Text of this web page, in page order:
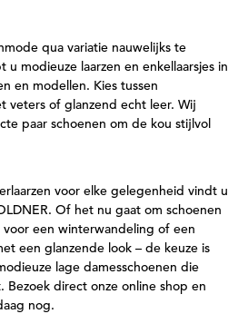
qua variatie nauwelijks te
modieuze laarzen en enkellaarsjes in
en modellen. Kies tussen
veters of glanzend echt leer. Wij
paar schoenen om de kou stijlvol
voor elke gelegenheid vindt u
Of het nu gaat om schoenen
een winterwandeling of een
een glanzende look – de keuze is
lage damesschoenen die
Bezoek direct onze online shop en
nog.